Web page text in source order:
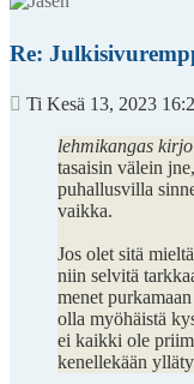
Re:
Viesti
Ti Kesä 13, 2023
lehmikangas
tasaisin välein
puhallusvilla
vaikka.
Jos olet sitä
niin selvitä
menet
olla myöhäistä
ei kaikki ole
kenellekään